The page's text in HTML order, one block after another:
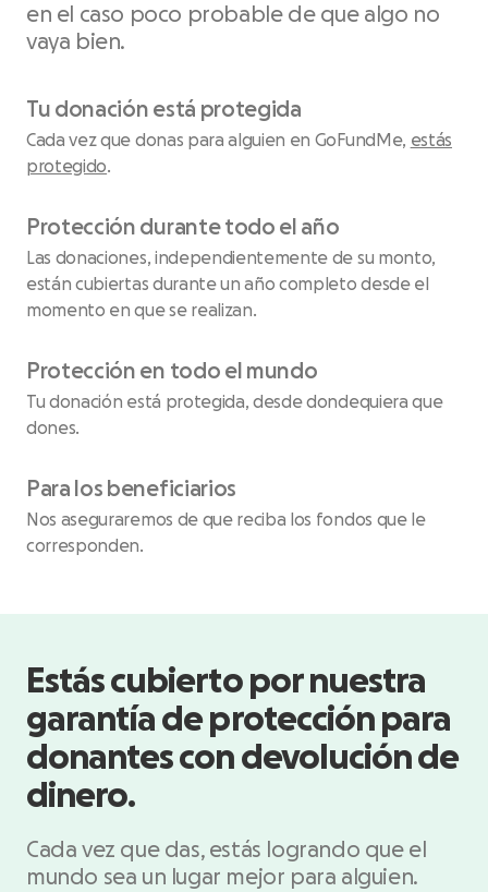
en el caso poco probable de que algo no
vaya bien.
Tu donación está protegida
Cada vez que donas para alguien en GoFundMe, estás
protegido.
Protección durante todo el año
Las donaciones, independientemente de su monto,
están cubiertas durante un año completo desde el
momento en que se realizan.
Protección en todo el mundo
Tu donación está protegida, desde dondequiera que
dones.
Para los beneficiarios
Nos aseguraremos de que reciba los fondos que le
corresponden.
Estás cubierto por nuestra
garantía de protección para
donantes con devolución de
dinero.
Cada vez que das, estás logrando que el
mundo sea un lugar mejor para alguien.